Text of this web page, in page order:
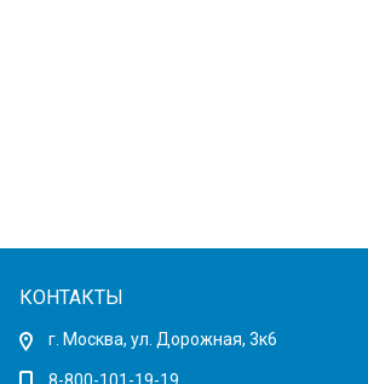
КОНТАКТЫ
г. Москва, ул. Дорожная, 3к6